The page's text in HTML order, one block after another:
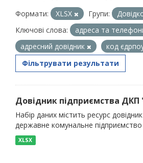
Формати: XLSX Групи:
Ключові слова:
адреса та
адресний довідник
код
Фільтрувати результати
Довідник підприємства
Набір даних містить ресурс
державне комунальне
XLSX